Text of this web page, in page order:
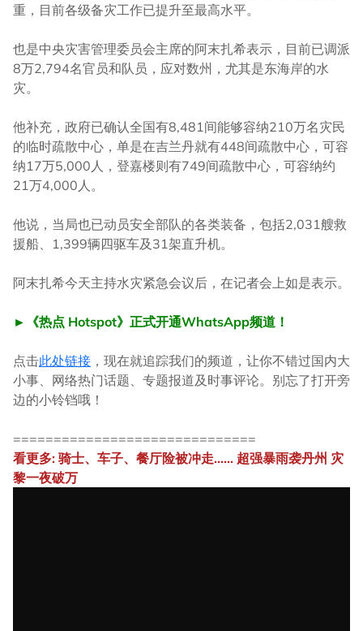
重，目前各级备灾工作已提升至最高水平。
也是中央灾害管理委员会主席的阿末扎希表示，目前已调派
8万2,794名官员和队员，应对数州，尤其是东海岸的水
灾。
他补充，政府已确认全国有8,481间能够容纳210万名灾民
的临时疏散中心，单是在吉兰丹就有448间疏散中心，可容
纳17万5,000人，登嘉楼则有749间疏散中心，可容纳约
21万4,000人。
他说，当局也已动员安全部队的各类装备，包括2,031艘救
援船、1,399辆四驱车及31架直升机。
阿末扎希今天主持水灾紧急会议后，在记者会上如是表示。
►《热点 Hotspot》正式开通WhatsApp频道！
点击此处链接 ，现在就追踪我们的频道，让你不错过国内大
小事、网络热门话题、专题报道及时事评论。别忘了打开旁
边的小铃铛哦！
==============================
看更多: 骑士、车子、餐厅险被冲走...... 超强暴雨袭丹州 灾
黎一夜破万